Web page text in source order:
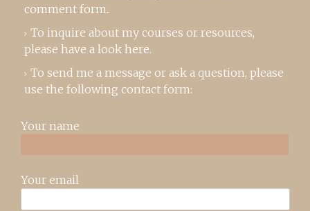
comment form..
To inquire about my courses or resources,
please have a look here.
To send me a message or ask a question, please
use the following contact form:
Your name
Your email